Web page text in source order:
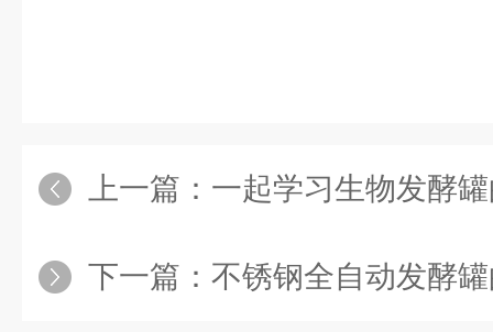
上一篇： 一起学习生物发酵
下一篇： 不锈钢全自动发酵罐的清